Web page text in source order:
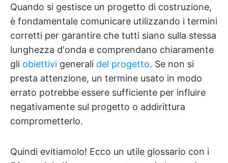
Quando si gestisce un progetto di costruzione,
è fondamentale comunicare utilizzando i termini
corretti per garantire che tutti siano sulla stessa
lunghezza d'onda e comprendano chiaramente
gli obiettivi generali del progetto. Se non si
presta attenzione, un termine usato in modo
errato potrebbe essere sufficiente per influire
negativamente sul progetto o addirittura
comprometterlo.
Quindi evitiamolo! Ecco un utile glossario con i